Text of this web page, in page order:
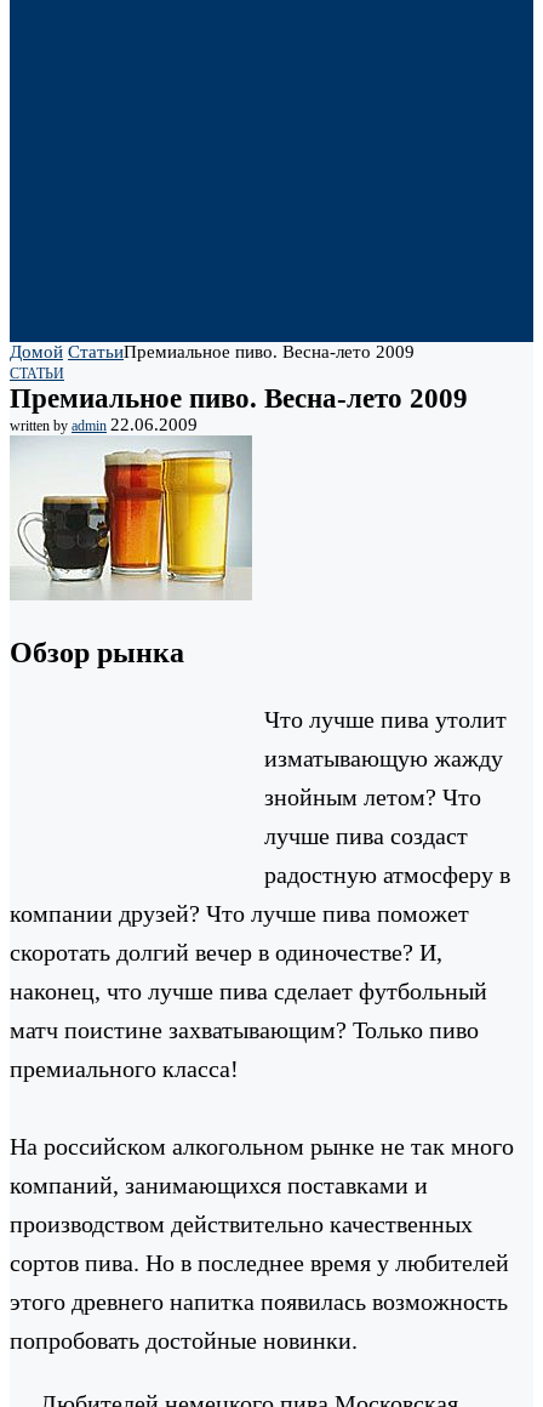
Домой СтатьиПремиальное пиво. Весна-лето 2009
СТАТЬИ
Премиальное пиво. Весна-лето 2009
written by admin 22.06.2009
Обзор рынка
Что лучше пива утолит
изматывающую жажду
знойным летом? Что
лучше пива создаст
радостную атмосферу в
компании друзей? Что лучше пива поможет
скоротать долгий вечер в одиночестве? И,
наконец, что лучше пива сделает футбольный
матч поистине захватывающим? Только пиво
премиального класса!
На российском алкогольном рынке не так много
компаний, занимающихся поставками и
производством действительно качественных
сортов пива. Но в последнее время у любителей
этого древнего напитка появилась возможность
попробовать достойные новинки.